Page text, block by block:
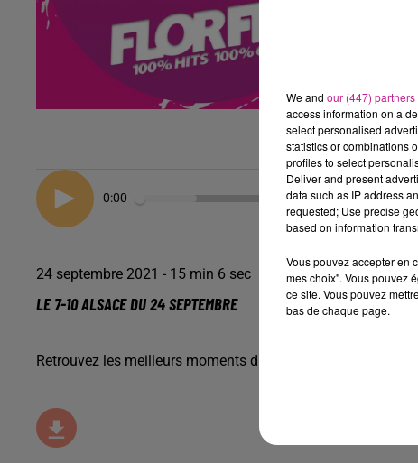
0:00
24 septembre 2021 - 15 min 6 sec
LE 7-10 ALSACE DU 24 SEPTEMBRE
Retrouvez les meilleurs moments du 7-10 Alsace.
We and our (447) partners
access information on a
select personalised
statistics or combinations
profiles to select
Deliver and present
data such as IP address
requested; Use precise
based on information
Vous pouvez accepter en
mes choix". Vous pouvez
ce site. Vous pouvez
bas de chaque page.